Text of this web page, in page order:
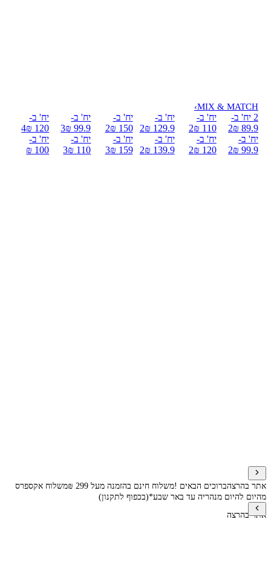
MIX & MATCH
›
2 יח' ב-
89.9 ₪
2
יח' ב-
99.9 ₪
2
יח' ב-
110 ₪
2
יח' ב-
120 ₪
2
יח' ב-
129.9 ₪
2
יח' ב-
139.9 ₪
2
יח' ב-
150 ₪
2
יח' ב-
159 ₪
3
יח' ב-
99.9 ₪
3
יח' ב-
110 ₪
3
יח' ב-
120 ₪
4
יח' ב-
100 ₪
אתר בהרצהברוכים הבאים !משלוח חינם בהזמנה מעל 299 ₪
משלוח אקספרס
מהיום להיום מנהריה עד באר שבע*(בכפוף לתקנון)
אתר בהרצה